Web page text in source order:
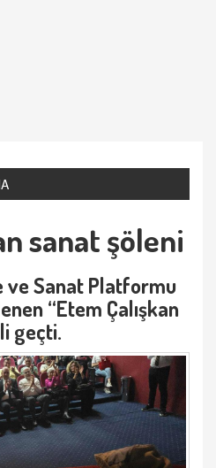
sanat şöleni
ve Sanat Platformu
“Etem Çalışkan
geçti.